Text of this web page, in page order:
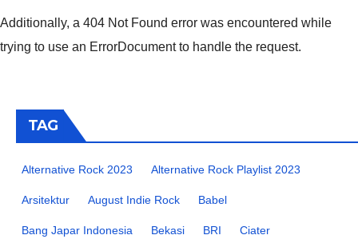
Additionally, a 404 Not Found error was encountered while
trying to use an ErrorDocument to handle the request.
TAG
Alternative Rock 2023 Alternative Rock Playlist 2023
Arsitektur August Indie Rock Babel
Bang Japar Indonesia Bekasi BRI Ciater